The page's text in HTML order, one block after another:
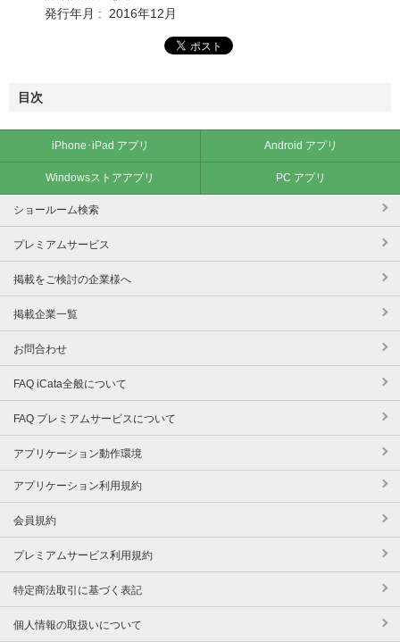
発行年月 : 2016年12月
目次
iPhone･iPad アプリ Android アプリ
Windowsストアアプリ PC アプリ
ショールーム検索
プレミアムサービス
掲載をご検討の企業様へ
掲載企業一覧
お問合わせ
FAQ iCata全般について
FAQ プレミアムサービスについて
アプリケーション動作環境
アプリケーション利用規約
会員規約
プレミアムサービス利用規約
特定商法取引に基づく表記
個人情報の取扱いについて